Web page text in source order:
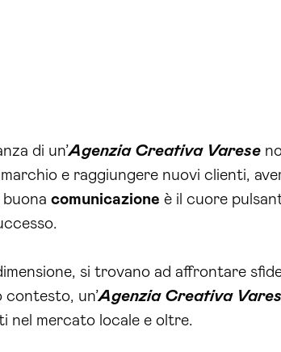
di un’Agenzia Creativa Varese
e raggiungere nuovi clienti,
comunicazione è il cuore
si trovano ad affrontare
contesto, un’Agenzia Creativa
nel mercato locale e oltre.